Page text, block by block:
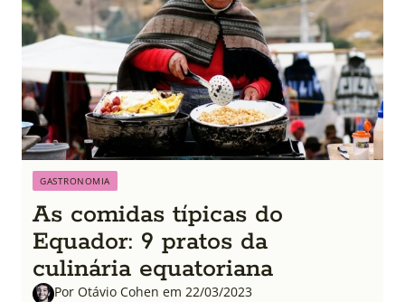
GASTRONOMIA
As comidas típicas do
Equador: 9 pratos da
culinária equatoriana
Por Otávio Cohen em 22/03/2023